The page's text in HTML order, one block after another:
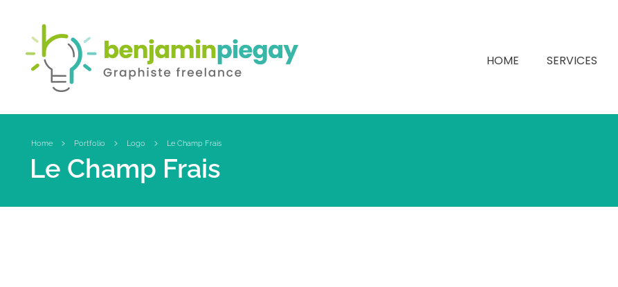
HOME SERVICES
Home Portfolio Logo Le Champ Frais
Le Champ Frais